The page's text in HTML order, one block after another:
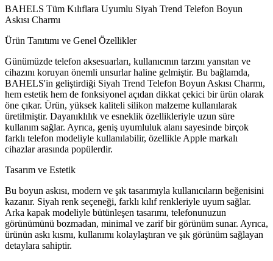
BAHELS Tüm Kılıflara Uyumlu Siyah Trend Telefon Boyun
Askısı Charmı
Ürün Tanıtımı ve Genel Özellikler
Günümüzde telefon aksesuarları, kullanıcının tarzını yansıtan ve
cihazını koruyan önemli unsurlar haline gelmiştir. Bu bağlamda,
BAHELS'in geliştirdiği Siyah Trend Telefon Boyun Askısı Charmı,
hem estetik hem de fonksiyonel açıdan dikkat çekici bir ürün olarak
öne çıkar. Ürün, yüksek kaliteli silikon malzeme kullanılarak
üretilmiştir. Dayanıklılık ve esneklik özellikleriyle uzun süre
kullanım sağlar. Ayrıca, geniş uyumluluk alanı sayesinde birçok
farklı telefon modeliyle kullanılabilir, özellikle Apple markalı
cihazlar arasında popülerdir.
Tasarım ve Estetik
Bu boyun askısı, modern ve şık tasarımıyla kullanıcıların beğenisini
kazanır. Siyah renk seçeneği, farklı kılıf renkleriyle uyum sağlar.
Arka kapak modeliyle bütünleşen tasarımı, telefonunuzun
görünümünü bozmadan, minimal ve zarif bir görünüm sunar. Ayrıca,
ürünün askı kısmı, kullanımı kolaylaştıran ve şık görünüm sağlayan
detaylara sahiptir.